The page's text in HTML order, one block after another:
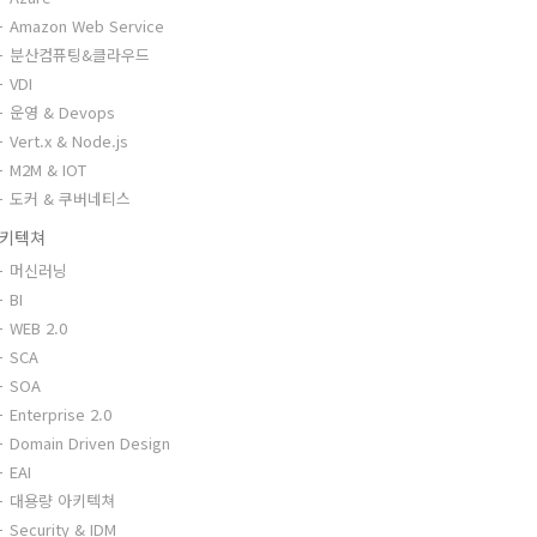
Amazon Web Service
분산컴퓨팅&클라우드
VDI
운영 & Devops
Vert.x & Node.js
M2M & IOT
도커 & 쿠버네티스
텍쳐
머신러닝
BI
WEB 2.0
SCA
SOA
Enterprise 2.0
Domain Driven Design
EAI
대용량 아키텍쳐
Security & IDM